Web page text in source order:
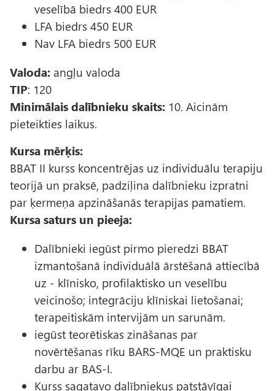
veselībā biedrs 400 EUR
LFA biedrs 450 EUR
Nav LFA biedrs 500 EUR
Valoda: angļu valoda
TIP: 120
Minimālais dalībnieku skaits: 10. Aicinām
pieteikties laikus.
Kursa mērķis:
BBAT II kurss koncentrējas uz individuālu terapiju
teorijā un praksē, padziļina dalībnieku izpratni
par ķermeņa apzināšanās terapijas pamatiem.
Kursa saturs un pieeja:
Dalībnieki iegūst pirmo pieredzi BBAT
izmantošanā individuālā ārstēšanā attiecībā
uz - klīnisko, profilaktisko un veselību
veicinošo; integrāciju klīniskai lietošanai;
terapeitiskām intervijām un sarunām.
iegūst teorētiskas zināšanas par
novērtēšanas rīku BARS-MQE un praktisku
darbu ar BAS-I.
Kurss sagatavo dalībniekus patstāvīgai